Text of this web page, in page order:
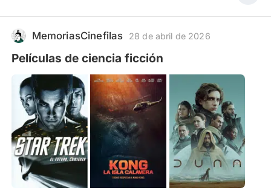
frenética y efectos visuales, la película oculta una
reflexión inquietante: ¿qué ocurre cuando la
ciencia deja d
MemoriasCinefilas 28 de abril de 2026
Películas de ciencia ficción